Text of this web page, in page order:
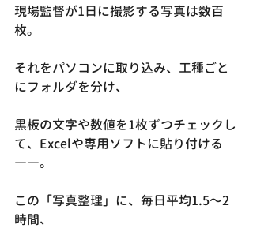
現場監督が1日に撮影する写真は数百
枚。
それをパソコンに取り込み、工種ごと
にフォルダを分け、
黒板の文字や数値を1枚ずつチェックし
て、Excelや専用ソフトに貼り付ける
――。
この「写真整理」に、毎日平均1.5〜2
時間、